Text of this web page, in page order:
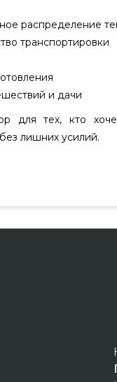
распределение
транспортировки
и дачи
для тех, кто
лишних усилий.
грилей и мангалов
в онлайн
Херсон, Тернополь